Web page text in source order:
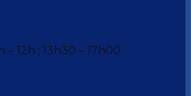
12h ; 13h30 – 17h00